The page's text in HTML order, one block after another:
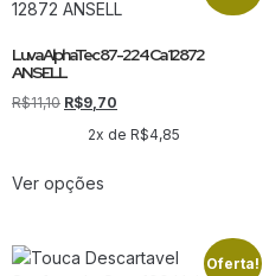
Luva AlphaTec 87-224 Ca 12872
ANSELL
R$11,10 R$9,70
2x de R$4,85
Ver opções
Oferta!